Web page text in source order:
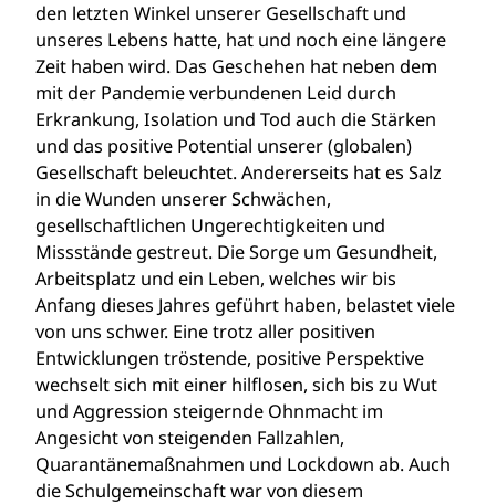
den letzten Winkel unserer Gesellschaft und
unseres Lebens hatte, hat und noch eine längere
Zeit haben wird. Das Geschehen hat neben dem
mit der Pandemie verbundenen Leid durch
Erkrankung, Isolation und Tod auch die Stärken
und das positive Potential unserer (globalen)
Gesellschaft beleuchtet. Andererseits hat es Salz
in die Wunden unserer Schwächen,
gesellschaftlichen Ungerechtigkeiten und
Missstände gestreut. Die Sorge um Gesundheit,
Arbeitsplatz und ein Leben, welches wir bis
Anfang dieses Jahres geführt haben, belastet viele
von uns schwer. Eine trotz aller positiven
Entwicklungen tröstende, positive Perspektive
wechselt sich mit einer hilflosen, sich bis zu Wut
und Aggression steigernde Ohnmacht im
Angesicht von steigenden Fallzahlen,
Quarantänemaßnahmen und Lockdown ab. Auch
die Schulgemeinschaft war von diesem